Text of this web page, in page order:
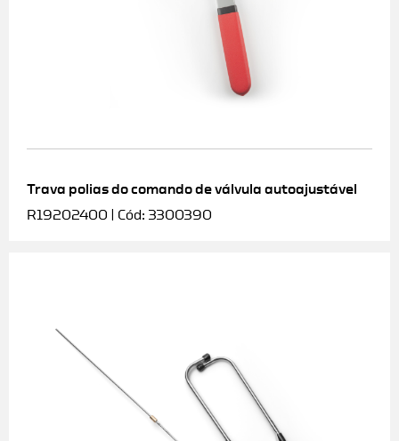
Trava polias do comando de válvula autoajustável
R19202400 | Cód: 3300390